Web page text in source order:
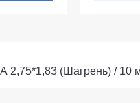
2,75*1,83 (Шагрень) / 10